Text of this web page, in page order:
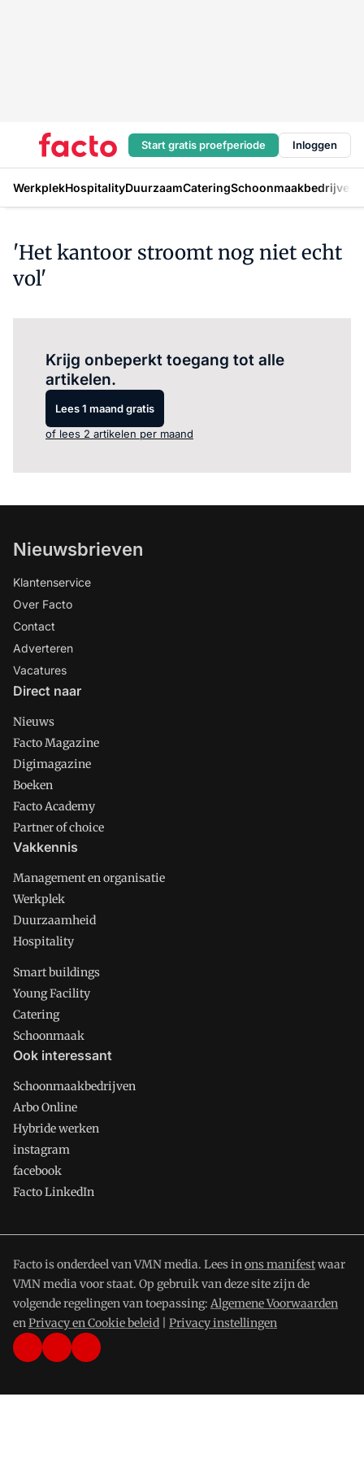
Start gratis proefperiode Inloggen
WerkplekHospitalityDuurzaamCateringSchoonmaakbedrijven
'Het kantoor stroomt nog niet echt
vol'
Krijg onbeperkt toegang tot alle
artikelen.
Lees 1 maand gratis
of lees 2 artikelen per maand
Nieuwsbrieven
Klantenservice
Over Facto
Contact
Adverteren
Vacatures
Direct naar
Nieuws
Facto Magazine
Digimagazine
Boeken
Facto Academy
Partner of choice
Vakkennis
Management en organisatie
Werkplek
Duurzaamheid
Hospitality
Smart buildings
Young Facility
Catering
Schoonmaak
Ook interessant
Schoonmaakbedrijven
Arbo Online
Hybride werken
instagram
facebook
Facto LinkedIn
Facto is onderdeel van VMN media. Lees inons manifestwaar
VMN media voor staat. Op gebruik van deze site zijn de
volgende regelingen van toepassing: Algemene Voorwaarden
enPrivacy en Cookie beleid Privacy instellingen